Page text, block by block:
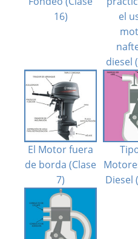
16)
el
diesel
El Motor fuera
de borda (Clase
7)
Diesel